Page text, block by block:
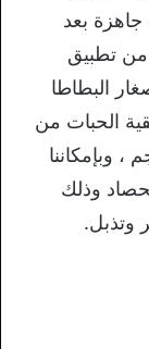
جاهزة بعد
من تطبيق
البطاطا
الحبات من
وبإمكاننا
وذلك
وتذبل.